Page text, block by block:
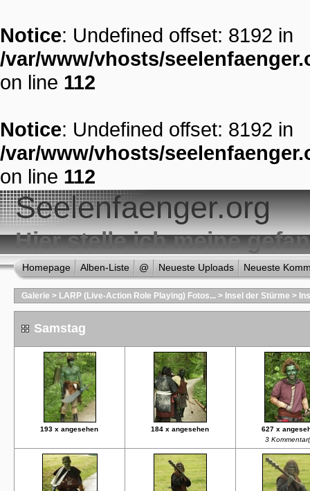
Notice: Undefined offset: 8192 in
/var/www/vhosts/
on line 112
Notice: Undefined offset: 8192 in
/var/www/vhosts/
on line 112
Seelenfaenger.org
Hier stelle ich meine
Homepage Alben-Liste @ Neueste Uploads Neueste
Galerie > LARP (Live-Action Role Playing) Fotos... > Insel der Stürme >
Samstag
193 x angesehen 184 x angesehen
627 x
3